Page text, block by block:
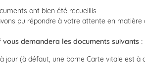
ont bien été recueillis
pu répondre à votre attente en
demandera les documents suivants :
jour (à défaut, une borne Carte vitale est à